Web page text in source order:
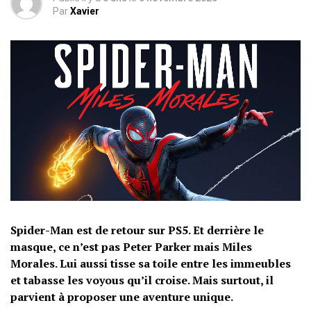
ParXavier
Spider-Man est de retour sur PS5. Et derrière le
masque, ce n’est pas Peter Parker mais Miles
Morales. Lui aussi tisse sa toile entre les immeubles
et tabasse les voyous qu’il croise. Mais surtout, il
parvient à proposer une aventure unique.